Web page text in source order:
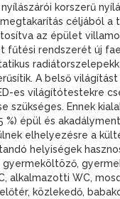
korszerű
céljából a
az épület
fűtési rendszerét új
A belső
es világítótestekre
szükséges. Ennek
%) épül és
elhelyezésre a
helyiségek
alkalmazotti WC,
közlekedő,